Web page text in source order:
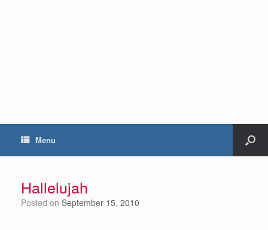
Menu
Hallelujah
Posted on September 15, 2010